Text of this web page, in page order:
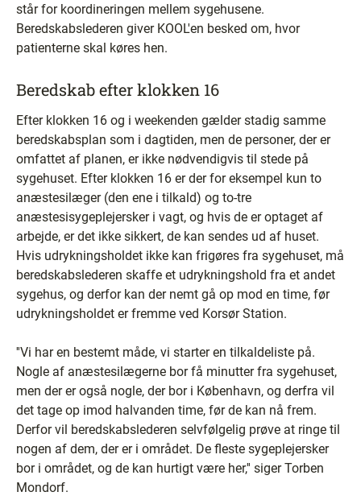
står for koordineringen mellem sygehusene.
Beredskabslederen giver KOOL'en besked om, hvor
patienterne skal køres hen.
Beredskab efter klokken 16
Efter klokken 16 og i weekenden gælder stadig samme
beredskabsplan som i dagtiden, men de personer, der er
omfattet af planen, er ikke nødvendigvis til stede på
sygehuset. Efter klokken 16 er der for eksempel kun to
anæstesilæger (den ene i tilkald) og to-tre
anæstesisygeplejersker i vagt, og hvis de er optaget af
arbejde, er det ikke sikkert, de kan sendes ud af huset.
Hvis udrykningsholdet ikke kan frigøres fra sygehuset, må
beredskabslederen skaffe et udrykningshold fra et andet
sygehus, og derfor kan der nemt gå op mod en time, før
udrykningsholdet er fremme ved Korsør Station.
''Vi har en bestemt måde, vi starter en tilkaldeliste på.
Nogle af anæstesilægerne bor få minutter fra sygehuset,
men der er også nogle, der bor i København, og derfra vil
det tage op imod halvanden time, før de kan nå frem.
Derfor vil beredskabslederen selvfølgelig prøve at ringe til
nogen af dem, der er i området. De fleste sygeplejersker
bor i området, og de kan hurtigt være her,'' siger Torben
Mondorf.